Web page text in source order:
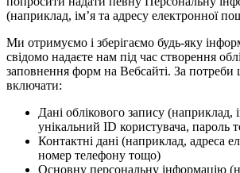
(наприклад, ім’я та адресу електронної
Ми отримуємо і зберігаємо будь-яку
свідомо надаєте нам під час створення
заповнення форм на Вебсайті. За потреби
включати:
Дані облікового запису (наприклад,
унікальний ID користувача, пароль
Контактні дані (наприклад, адреса
номер телефону тощо)
Основну персональну інформацію